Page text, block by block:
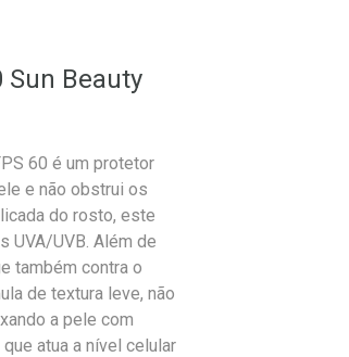
Sun Beauty
60 é um protetor
e não obstrui os
do rosto, este
UVA/UVB. Além de
também contra o
de textura leve, não
a pele com
atua a nível celular